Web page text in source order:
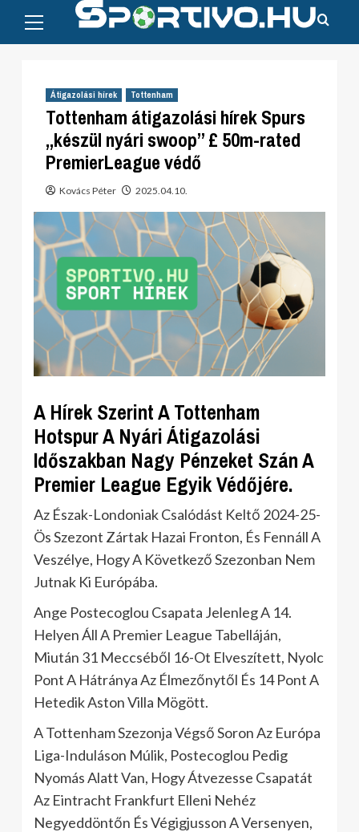
content
Menu
Átigazolási hírek Tottenham
Tottenham átigazolási hírek Spurs
„készül nyári swoop” £ 50m-rated
PremierLeague védő
Kovács Péter 2025.04.10.
A Hírek Szerint A Tottenham
Hotspur A Nyári Átigazolási
Időszakban Nagy Pénzeket Szán A
Premier League Egyik Védőjére.
Az Észak-Londoniak Csalódást Keltő 2024-25-
Ös Szezont Zártak Hazai Fronton, És Fennáll A
Veszélye, Hogy A Következő Szezonban Nem
Jutnak Ki Európába.
Ange Postecoglou Csapata Jelenleg A 14.
Helyen Áll A Premier League Tabelláján,
Miután 31 Meccséből 16-Ot Elveszített, Nyolc
Pont A Hátránya Az Élmezőnytől És 14 Pont A
Hetedik Aston Villa Mögött.
A Tottenham Szezonja Végső Soron Az Európa
Liga-Induláson Múlik, Postecoglou Pedig
Nyomás Alatt Van, Hogy Átvezesse Csapatát
Az Eintracht Frankfurt Elleni Nehéz
Negyeddöntőn És Végigjusson A Versenyen,